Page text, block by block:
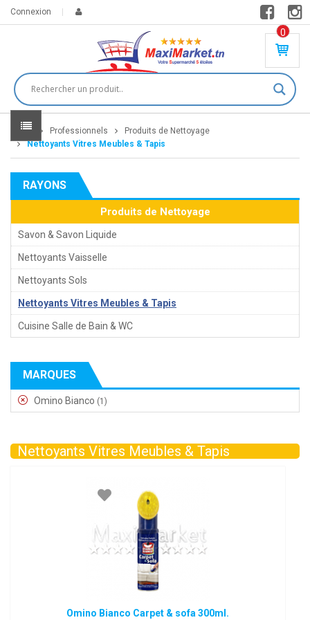
Connexion
0
PR
DU
IT(
S)
Home Professionnels
Produits de Nettoyage
Nettoyants Vitres Meubles & Tapis
RAYONS
Produits de Nettoyage
Savon & Savon Liquide
Nettoyants Vaisselle
Nettoyants Sols
Nettoyants Vitres Meubles & Tapis
Cuisine Salle de Bain & WC
MARQUES
Omino Bianco (1)
Nettoyants Vitres Meubles & Tapis
Omino Bianco Carpet & sofa 300ml.